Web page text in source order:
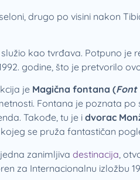
drugo po visini nakon
kao tvrđava. Potpuno je
godine, što je pretvorilo
je Magična fontana (Font
Fontana je poznata
Takođe, tu je idvorac
se pruža fantastičan
zanimljiva destinacija ,
za Internacionalnu izložbu